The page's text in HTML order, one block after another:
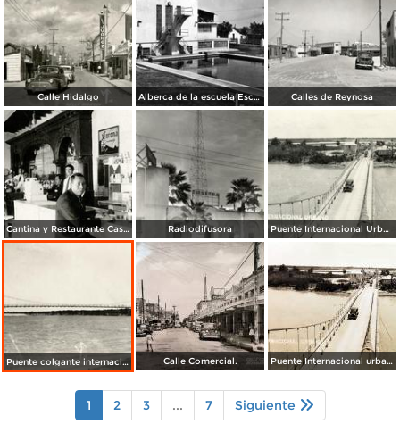
Calle Hidalgo Alberca de la escuela Escandón Calles de Reynosa
Cantina y Restaurante Casa Blanca Radiodifusora Puente Internacional Urbano
Puente colgante internacional sobre el Río Bravo Calle Comercial. Puente Internacional urbano.
1 2 3 ... 7 Siguiente